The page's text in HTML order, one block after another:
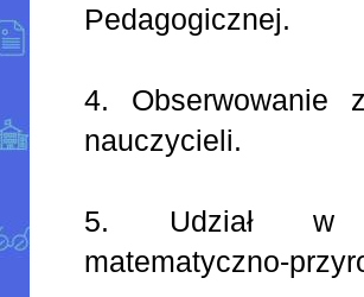
Pedagogicznej.
4. Obserwowanie
nauczycieli.
5. Udział w
matematyczno-